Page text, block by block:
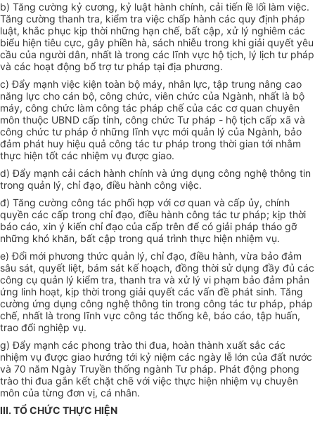
b) Tăng cường kỷ cương, kỷ luật hành chính, cải tiến lề lối làm việc.
Tăng cường thanh tra, kiểm tra việc chấp hành các quy định pháp
luật, khắc phục kịp thời những hạn chế, bất cập, xử lý nghiêm các
biểu hiện tiêu cực, gây phiền hà, sách nhiễu trong khi giải quyết yêu
cầu của người dân, nhất là trong các lĩnh vực hộ tịch, lý lịch tư pháp
và các hoạt động bổ trợ tư pháp tại địa phương.
c) Đẩy mạnh việc kiện toàn bộ máy, nhân lực, tập trung nâng cao
năng lực cho cán bộ, công chức, viên chức của Ngành, nhất là bộ
máy, công chức làm công tác pháp chế của các cơ quan chuyên
môn thuộc UBND cấp tỉnh, công chức Tư pháp - hộ tịch cấp xã và
công chức tư pháp ở những lĩnh vực mới quản lý của Ngành, bảo
đảm phát huy hiệu quả công tác tư pháp trong thời gian tới nhằm
thực hiện tốt các nhiệm vụ được giao.
d) Đẩy mạnh cải cách hành chính và ứng dụng công nghệ thông tin
trong quản lý, chỉ đạo, điều hành công việc.
đ) Tăng cường công tác phối hợp với cơ quan và cấp ủy, chính
quyền các cấp trong chỉ đạo, điều hành công tác tư pháp; kịp thời
báo cáo, xin ý kiến chỉ đạo của cấp trên để có giải pháp tháo gỡ
những khó khăn, bất cập trong quá trình thực hiện nhiệm vụ.
e) Đổi mới phương thức quản lý, chỉ đạo, điều hành, vừa bảo đảm
sâu sát, quyết liệt, bám sát kế hoạch, đồng thời sử dụng đầy đủ các
công cụ quản lý kiểm tra, thanh tra và xử lý vi phạm bảo đảm phản
ứng linh hoạt, kịp thời trong giải quyết các vấn đề phát sinh. Tăng
cường ứng dụng công nghệ thông tin trong công tác tư pháp, pháp
chế, nhất là trong lĩnh vực công tác thống kê, báo cáo, tập huấn,
trao đổi nghiệp vụ.
g) Đẩy mạnh các phong trào thi đua, hoàn thành xuất sắc các
nhiệm vụ được giao hướng tới kỷ niệm các ngày lễ lớn của đất nước
và 70 năm Ngày Truyền thống ngành Tư pháp. Phát động phong
trào thi đua gắn kết chặt chẽ với việc thực hiện nhiệm vụ chuyên
môn của từng đơn vị, cá nhân.
III. TỔ CHỨC THỰC HIỆN